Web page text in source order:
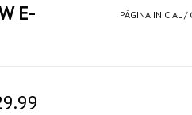
E-
PÁGINA INICIAL/